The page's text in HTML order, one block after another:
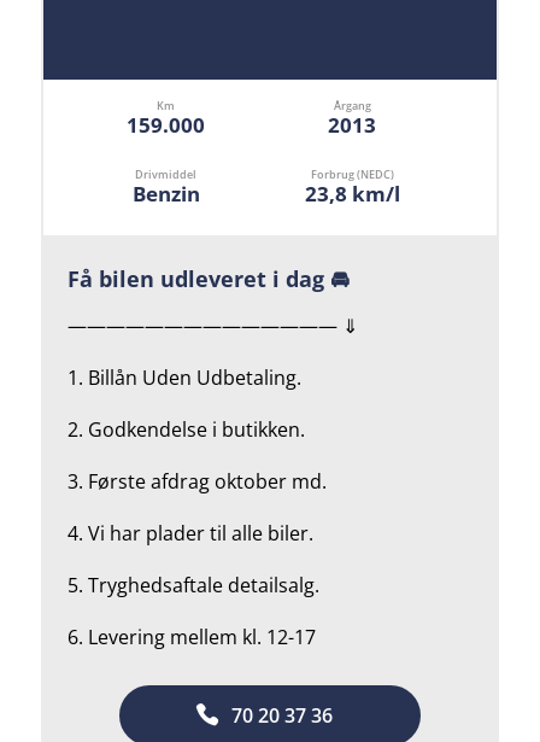
Km
159.000
Årgang
2013
Drivmiddel
Benzin
Forbrug (NEDC)
23,8 km/l
Få bilen udleveret i dag 🚘
—————————————— ⇓
1. Billån Uden Udbetaling.
2. Godkendelse i butikken.
3. Første afdrag oktober md.
4. Vi har plader til alle biler.
5. Tryghedsaftale detailsalg.
6. Levering mellem kl. 12-17
70 20 37 36